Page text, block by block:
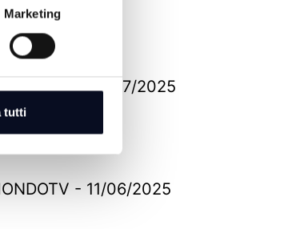
Marketing
tutti
- 02/07/2025
- 11/06/2025